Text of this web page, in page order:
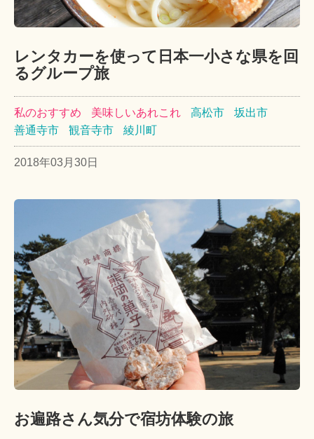
レンタカーを使って日本一小さな県を回
るグループ旅
私のおすすめ 美味しいあれこれ 高松市
坂出市
善通寺市
観音寺市 綾川町
2018年03月30日
お遍路さん気分で宿坊体験の旅